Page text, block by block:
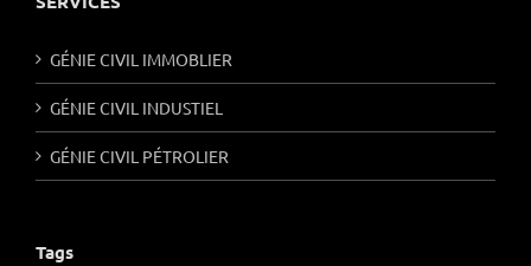
GÉNIE CIVIL IMMOBLIER
GÉNIE CIVIL INDUSTIEL
GÉNIE CIVIL PÉTROLIER
Tags